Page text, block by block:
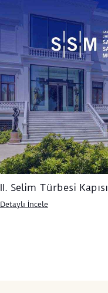
II. Selim Türbesi Kapısı
Detaylı İncele